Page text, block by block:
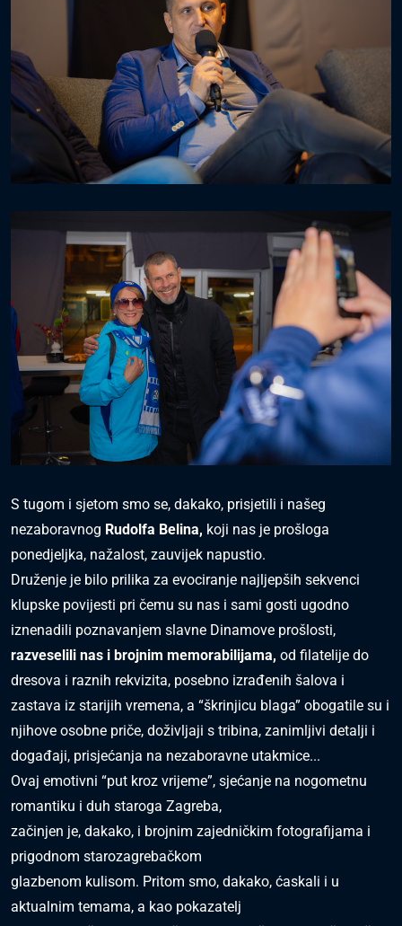
S tugom i sjetom smo se, dakako, prisjetili i našeg
nezaboravnog Rudolfa Belina, koji nas je prošloga
ponedjeljka, nažalost, zauvijek napustio.
Druženje je bilo prilika za evociranje najljepših sekvenci
klupske povijesti pri čemu su nas i sami gosti ugodno
iznenadili poznavanjem slavne Dinamove prošlosti,
razveselili nas i brojnim memorabilijama, od filatelije do
dresova i raznih rekvizita, posebno izrađenih šalova i
zastava iz starijih vremena, a “škrinjicu blaga” obogatile su i
njihove osobne priče, doživljaji s tribina, zanimljivi detalji i
događaji, prisjećanja na nezaboravne utakmice...
Ovaj emotivni “put kroz vrijeme”, sjećanje na nogometnu
romantiku i duh staroga Zagreba,
začinjen je, dakako, i brojnim zajedničkim fotografijama i
prigodnom starozagrebačkom
glazbenom kulisom. Pritom smo, dakako, ćaskali i u
aktualnim temama, a kao pokazatelj